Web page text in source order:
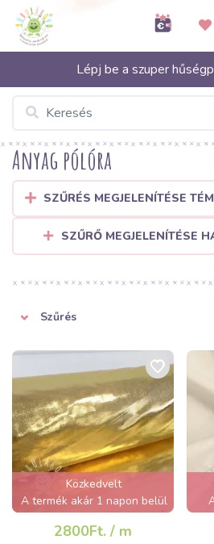
Lépj be a szuper
Anyag pólóra
SZŰRÉS MEGJELENÍTÉSE
SZŰRŐ MEGJELENÍTÉSE
Szűrés
Közkedvelt
A termék akár 1 napon belül
elfogyhat!
2800Ft. / m